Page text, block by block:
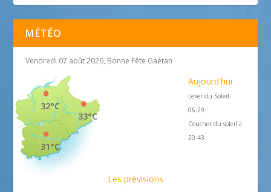
MÉTÉO
Vendredi 07 août 2026, Bonne Fête Gaétan
33°C
32°C
31°C
Aujourd'hui
Lever du Soleil
06:29
Coucher du soleil à
20:43
Les prévisions